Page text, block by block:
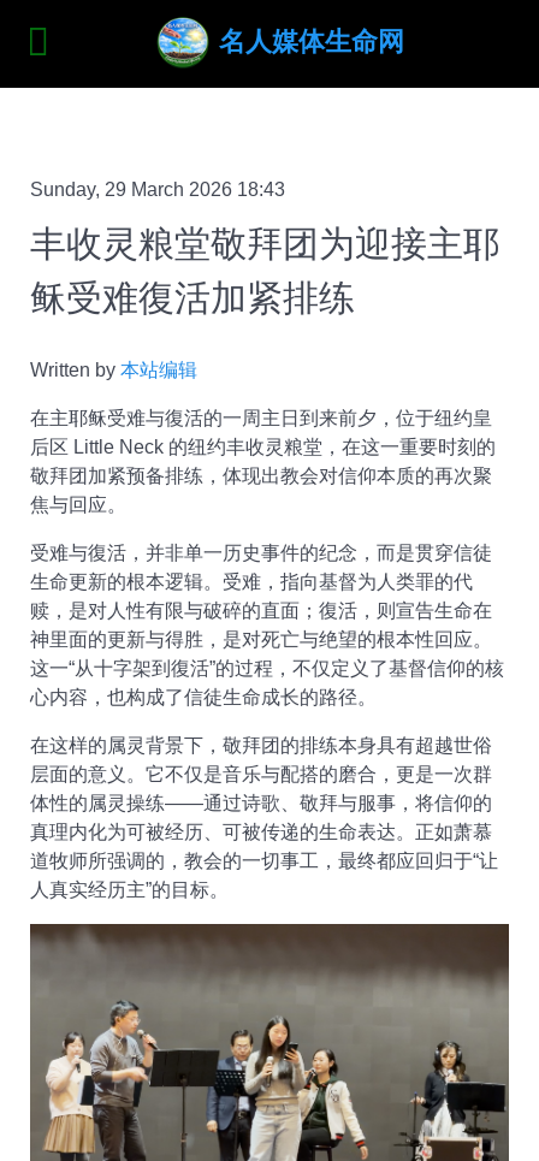
名人媒体生命网
Sunday, 29 March 2026 18:43
丰收灵粮堂敬拜团为迎接主耶
稣受难復活加紧排练
Written by 本站编辑
在主耶稣受难与復活的一周主日到来前夕，位于纽约皇
后区 Little Neck 的纽约丰收灵粮堂 ，在这一重要时刻的
敬拜团加紧预备排练，体现出教会对信仰本质的再次聚
焦与回应。
受难与復活，并非单一历史事件的纪念，而是贯穿信徒
生命更新的根本逻辑。受难，指向基督为人类罪的代
赎，是对人性有限与破碎的直面；復活，则宣告生命在
神里面的更新与得胜，是对死亡与绝望的根本性回应。
这一“从十字架到復活”的过程，不仅定义了基督信仰的核
心内容，也构成了信徒生命成长的路径。
在这样的属灵背景下，敬拜团的排练本身具有超越世俗
层面的意义。它不仅是音乐与配搭的磨合，更是一次群
体性的属灵操练——通过诗歌、敬拜与服事，将信仰的
真理内化为可被经历、可被传递的生命表达。正如萧慕
道牧师所强调的，教会的一切事工，最终都应回归于“让
人真实经历主”的目标。